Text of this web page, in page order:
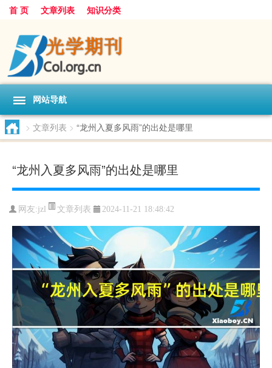
首 页 文章列表 知识分类
网站导航
> 文章列表 > “龙州入夏多风雨”的出处是哪里
“龙州入夏多风雨”的出处是哪里
网友:jzl 文章列表 2024-11-21 18:48:42